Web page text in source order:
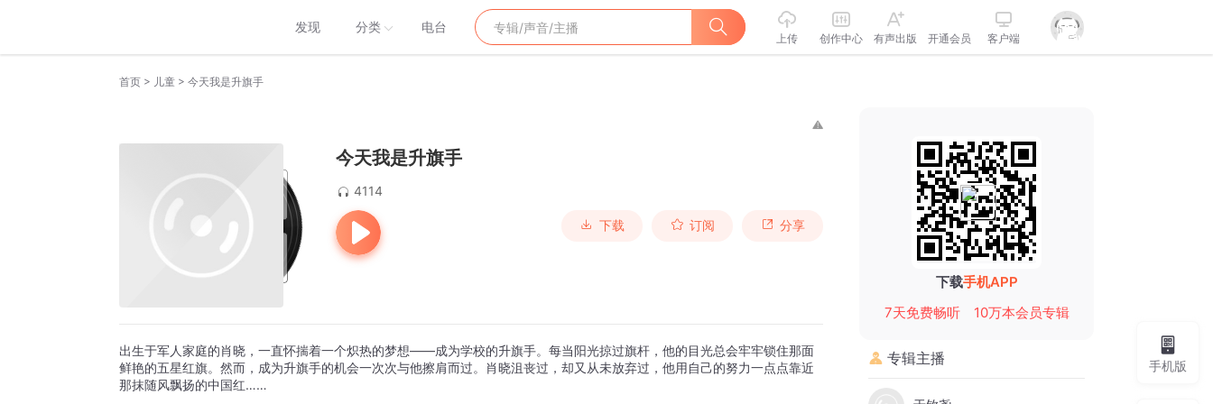
发现 分类 电台
上传 创作中心 有声出版 开通会员 客户端
首页 > 儿童 > 今天我是升旗手
今天我是升旗手
4114
下载 订阅 分享
出生于军人家庭的肖晓，一直怀揣着一个炽热的梦想——成为学校的升旗手。每当阳光掠过旗杆，他的目光总会牢牢锁住那面
鲜艳的五星红旗。然而，成为升旗手的机会一次次与他擦肩而过。肖晓沮丧过，却又从未放弃过，他用自己的努力一点点靠近
那抹随风飘扬的中国红……
下载手机APP
7天免费畅听
10万本会员专辑
专辑主播 手机版